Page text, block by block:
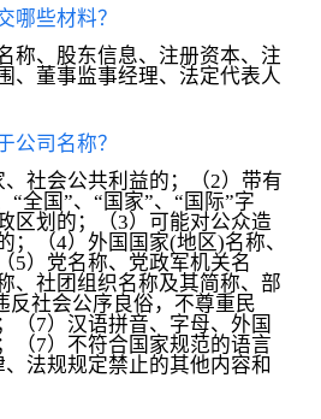
哪些材料？
称、股东信息、注册资本、注
、董事监事经理、法定代表人
公司名称？
、社会公共利益的；（2）带有
“全国”、“国家”、“国际”字
区划的；（3）可能对公众造
；（4）外国国家(地区)名称、
5）党名称、党政军机关名
、社团组织名称及其简称、部
反社会公序良俗，不尊重民
（7）汉语拼音、字母、外国
（7）不符合国家规范的语言
法规规定禁止的其他内容和